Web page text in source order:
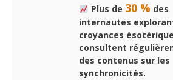
Plus de 30 % des
internautes
croyances
consultent
des contenus sur les
synchronicités.